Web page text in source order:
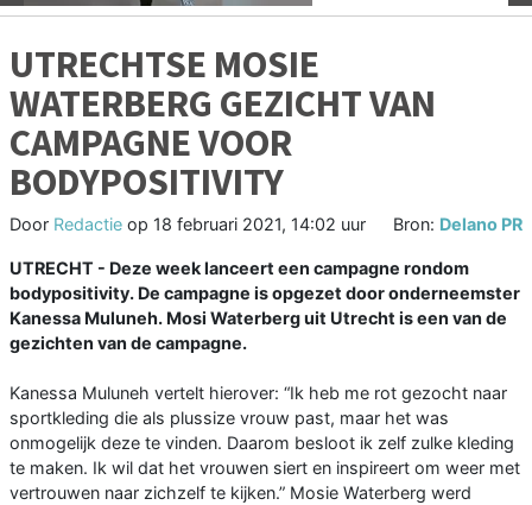
UTRECHTSE MOSIE
WATERBERG GEZICHT VAN
CAMPAGNE VOOR
BODYPOSITIVITY
Door Redactie op 18 februari 2021, 14:02 uur Bron: Delano PR
UTRECHT - Deze week lanceert een campagne rondom
bodypositivity. De campagne is opgezet door onderneemster
Kanessa Muluneh. Mosi Waterberg uit Utrecht is een van de
gezichten van de campagne.
Kanessa Muluneh vertelt hierover: “Ik heb me rot gezocht naar
sportkleding die als plussize vrouw past, maar het was
onmogelijk deze te vinden. Daarom besloot ik zelf zulke kleding
te maken. Ik wil dat het vrouwen siert en inspireert om weer met
vertrouwen naar zichzelf te kijken.” Mosie Waterberg werd